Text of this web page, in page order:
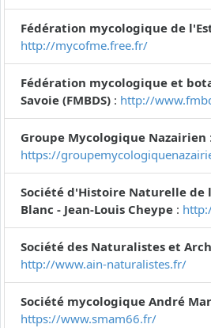
Fédération mycologique de
http://mycofme.free.fr/
Fédération mycologique et
Savoie (FMBDS) : http://
Groupe Mycologique Nazairien :
https://
Société d'Histoire Naturelle de
Blanc - Jean-Louis Cheype :
Société des Naturalistes et
http://www.ain-naturalistes.fr/
Société mycologique André
https://www.smam66.fr/